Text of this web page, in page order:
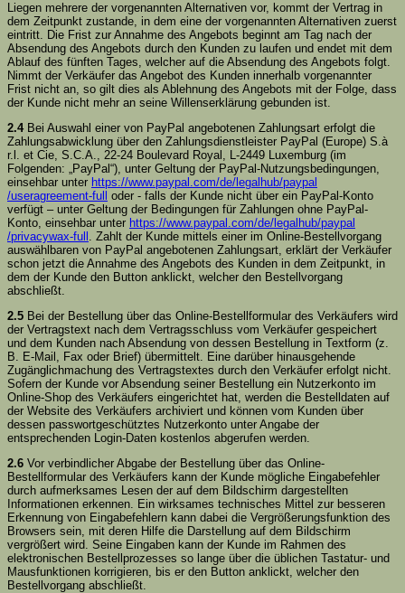
Liegen mehrere der vorgenannten Alternativen vor, kommt der Vertrag in
dem Zeitpunkt zustande, in dem eine der vorgenannten Alternativen zuerst
eintritt. Die Frist zur Annahme des Angebots beginnt am Tag nach der
Absendung des Angebots durch den Kunden zu laufen und endet mit dem
Ablauf des fünften Tages, welcher auf die Absendung des Angebots folgt.
Nimmt der Verkäufer das Angebot des Kunden innerhalb vorgenannter
Frist nicht an, so gilt dies als Ablehnung des Angebots mit der Folge, dass
der Kunde nicht mehr an seine Willenserklärung gebunden ist.
2.4Bei Auswahl einer von PayPal angebotenen Zahlungsart erfolgt die
Zahlungsabwicklung über den Zahlungsdienstleister PayPal (Europe) S.à
r.l. et Cie, S.C.A., 22-24 Boulevard Royal, L-2449 Luxemburg (im
Folgenden: „PayPal“), unter Geltung der PayPal-Nutzungsbedingungen,
einsehbar unter https://www.paypal.com/de/legalhub/paypal
/useragreement-full
oder - falls der Kunde nicht über ein PayPal-Konto
verfügt – unter Geltung der Bedingungen für Zahlungen ohne PayPal-
Konto, einsehbar unter https://www.paypal.com/de/legalhub/paypal
/privacywax-full . Zahlt der Kunde mittels einer im Online-Bestellvorgang
auswählbaren von PayPal angebotenen Zahlungsart, erklärt der Verkäufer
schon jetzt die Annahme des Angebots des Kunden in dem Zeitpunkt, in
dem der Kunde den Button anklickt, welcher den Bestellvorgang
abschließt.
2.5 Bei der Bestellung über das Online-Bestellformular des Verkäufers wird
der Vertragstext nach dem Vertragsschluss vom Verkäufer gespeichert
und dem Kunden nach Absendung von dessen Bestellung in Textform (z.
B. E-Mail, Fax oder Brief) übermittelt. Eine darüber hinausgehende
Zugänglichmachung des Vertragstextes durch den Verkäufer erfolgt nicht.
Sofern der Kunde vor Absendung seiner Bestellung ein Nutzerkonto im
Online-Shop des Verkäufers eingerichtet hat, werden die Bestelldaten auf
der Website des Verkäufers archiviert und können vom Kunden über
dessen passwortgeschütztes Nutzerkonto unter Angabe der
entsprechenden Login-Daten kostenlos abgerufen werden.
2.6 Vor verbindlicher Abgabe der Bestellung über das Online-
Bestellformular des Verkäufers kann der Kunde mögliche Eingabefehler
durch aufmerksames Lesen der auf dem Bildschirm dargestellten
Informationen erkennen. Ein wirksames technisches Mittel zur besseren
Erkennung von Eingabefehlern kann dabei die Vergrößerungsfunktion des
Browsers sein, mit deren Hilfe die Darstellung auf dem Bildschirm
vergrößert wird. Seine Eingaben kann der Kunde im Rahmen des
elektronischen Bestellprozesses so lange über die üblichen Tastatur- und
Mausfunktionen korrigieren, bis er den Button anklickt, welcher den
Bestellvorgang abschließt.